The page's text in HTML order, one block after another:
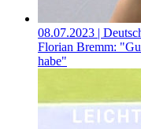
08.07.2023 |
Florian Bremm:
habe"